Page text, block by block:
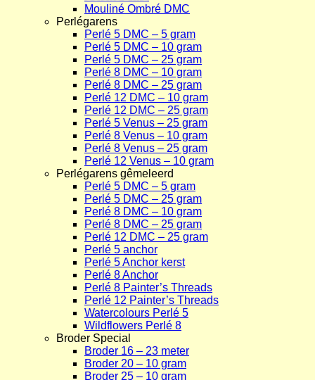
Mouliné Ombré DMC
Perlégarens
Perlé 5 DMC – 5 gram
Perlé 5 DMC – 10 gram
Perlé 5 DMC – 25 gram
Perlé 8 DMC – 10 gram
Perlé 8 DMC – 25 gram
Perlé 12 DMC – 10 gram
Perlé 12 DMC – 25 gram
Perlé 5 Venus – 25 gram
Perlé 8 Venus – 10 gram
Perlé 8 Venus – 25 gram
Perlé 12 Venus – 10 gram
Perlégarens gêmeleerd
Perlé 5 DMC – 5 gram
Perlé 5 DMC – 25 gram
Perlé 8 DMC – 10 gram
Perlé 8 DMC – 25 gram
Perlé 12 DMC – 25 gram
Perlé 5 anchor
Perlé 5 Anchor kerst
Perlé 8 Anchor
Perlé 8 Painter’s Threads
Perlé 12 Painter’s Threads
Watercolours Perlé 5
Wildflowers Perlé 8
Broder Special
Broder 16 – 23 meter
Broder 20 – 10 gram
Broder 25 – 10 gram